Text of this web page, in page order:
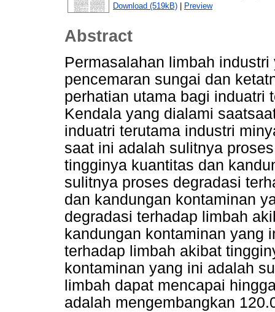
Download (519kB) | Preview
Abstract
Permasalahan limbah
pencemaran sungai dan
perhatian utama bagi induatri
Kendala yang dialami
induatri terutama industri
saat ini adalah sulitnya
tingginya kuantitas dan
sulitnya proses degradasi
dan kandungan kontaminan
degradasi terhadap limbah
kandungan kontaminan yang
terhadap limbah akibat
kontaminan yang ini adalah
limbah dapat mencapai
adalah mengembangkan